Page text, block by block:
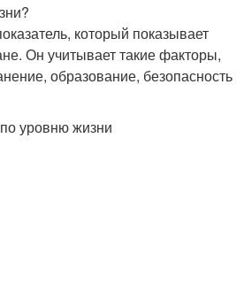
который показывает
Он учитывает такие факторы,
образование, безопасность
уровню жизни